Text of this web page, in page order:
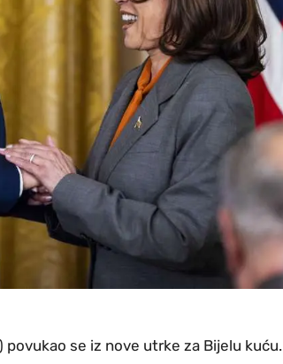
se iz nove utrke za Bijelu kuću.